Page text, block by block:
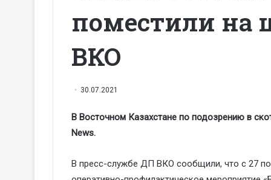
поместили на
ВКО
30.07.2021
В Восточном Казахстане по подозрению в
News.
В пресс-службе ДП ВКО сообщили, что с 27